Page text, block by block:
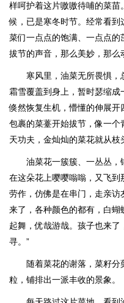
样呵护着这片嗷嗷待哺的菜
候，已是寒冬时节。经常看
菜们一点点的饱满、一点点
拔节的声音，那么美妙，那么
寒风里，油菜无所畏惧
霜雪覆盖到身上，暂时瑟缩成
倏然恢复生机，懵懂的伸展
包裹的菜薹开始拔节，像一
天功夫，金灿灿的菜花就从枝
油菜花一簇簇、一丛丛，
在这朵花上嘤嘤嗡嗡，又飞
劳作，仿佛是在串门，走亲访
来了，各种颜色的都有，白
起舞，优哉游哉。孩子也来了
寻。”
随着菜花的谢落，菜籽
粒，铺排出一派丰收的景象。